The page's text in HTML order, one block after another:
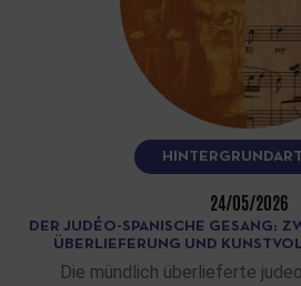
24/05/2026
DER JUDÉO-SPANISCHE GESANG:
ÜBERLIEFERUNG UND
Die mündlich überlieferte